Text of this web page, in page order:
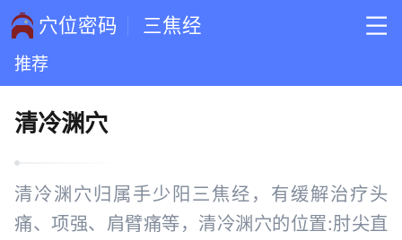
穴位密码 三焦经
推荐
清冷渊穴
清冷渊穴归属手少阳三焦经，有缓解治疗头
痛、项强、肩臂痛等，清冷渊穴的位置:肘尖直